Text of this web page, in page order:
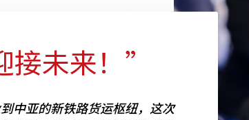
接未来！”
中亚的新铁路货运枢纽，这次